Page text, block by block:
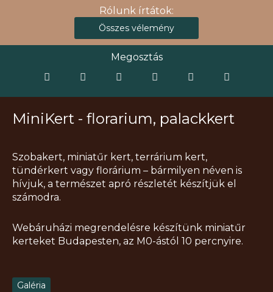
Rólunk írtátok:
Összes vélemény
Megosztás
MiniKert - florarium, palackkert
Szobakert, miniatűr kert, terrárium kert,
tündérkert vagy florárium – bármilyen néven is
hívjuk, a természet apró részletét készítjük el
számodra.
Webáruházi megrendelésre készítünk miniatűr
kerteket Budapesten, az M0-ástól 10 percnyire.
Galéria